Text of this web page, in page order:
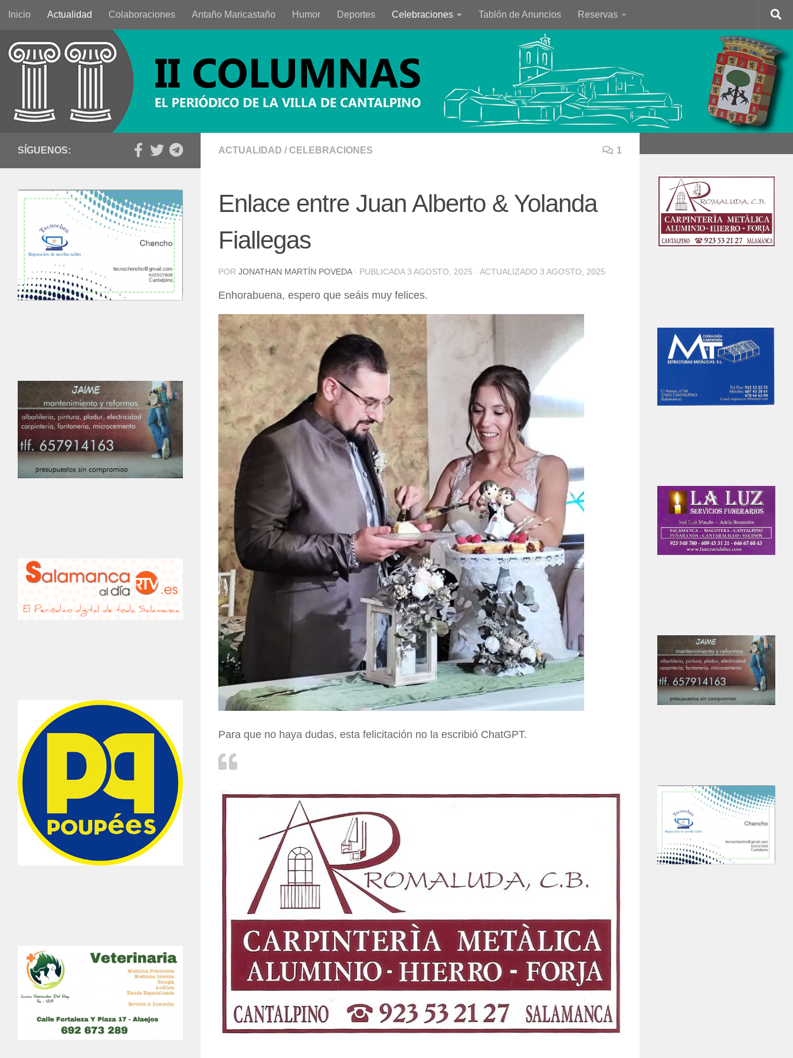
Saltar al contenido
Inicio Actualidad Colaboraciones Antaño Maricastaño Humor Deportes Celebraciones Tablón de Anuncios Reservas
ACTUALIDAD / CELEBRACIONES 1
Enlace entre Juan Alberto & Yolanda
Fiallegas
POR JONATHAN MARTÍN POVEDA · PUBLICADA 3 AGOSTO, 2025 · ACTUALIZADO 3 AGOSTO, 2025
Enhorabuena, espero que seáis muy felices.
Para que no haya dudas, esta felicitación no la escribió ChatGPT.
SÍGUENOS: